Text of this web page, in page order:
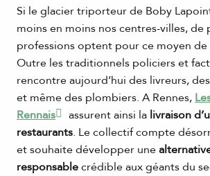
Si le glacier triporteur de Boby
moins en moins nos centres-villes, de
professions optent pour ce moyen
Outre les traditionnels policiers et
rencontre aujourd’hui des livreurs,
et même des plombiers. A Rennes,
Rennais
assurent ainsi la livraison
restaurants. Le collectif compte
et souhaite développer une
responsablecrédible aux géants du